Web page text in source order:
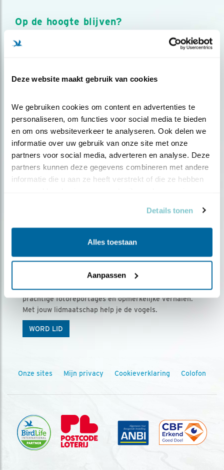
Deze website maakt gebruik van cookies
We gebruiken cookies om content en advertenties te
personaliseren, om functies voor social media te bieden
en om ons websiteverkeer te analyseren. Ook delen we
informatie over uw gebruik van onze site met onze
partners voor social media, adverteren en analyse. Deze
partners kunnen deze gegevens combineren met andere
informatie die u aan ze heeft verstrekt of die ze hebben
Details tonen
Alles toestaan
Aanpassen
Op de hoogte blijven?
Meld je aan en ontvang nieuws, inspiratie, acties en tips
over vogels en activiteiten van Vogelbescherming.
Ontvang 5 x Vogels voor € 36,00 per jaar
Vogels is het tijdschrift voor onze leden, met
prachtige fotoreportages en opmerkelijke verhalen.
Met jouw lidmaatschap help je de vogels.
WORD LID
Onze sites Mijn privacy Cookieverklaring Colofon